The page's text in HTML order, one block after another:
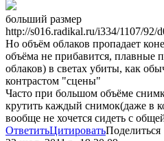
больший размер
http://s016.radikal.ru/i334/1107/92/
Но объём облаков пропадает
объёма не прибавится, плавные
облаков) в светах убиты, как
контрастом "сцены"
Часто при большом объёме
крутить каждый снимок(даже в
вообще не хочется сидеть с
ОтветитьЦитироватьПоделиться